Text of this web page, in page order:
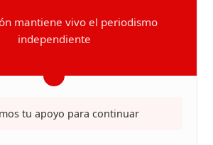
mantiene vivo el periodismo
independiente
tu apoyo para continuar